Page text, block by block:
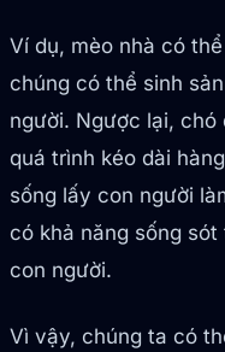
Ví dụ, mèo nhà có
chúng có thể sinh
người. Ngược lại, chó
quá trình kéo dài
sống lấy con người
có khả năng sống
con người.
Vì vậy, chúng ta có